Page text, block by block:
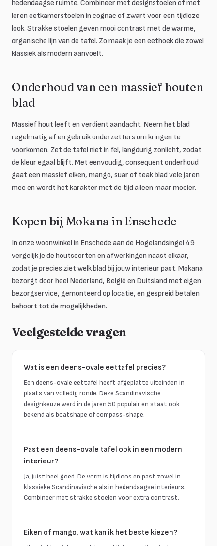
hedendaagse ruimte. Combineer met designstoelen of met
leren eetkamerstoelen in cognac of zwart voor een tijdloze
look. Strakke stoelen geven mooi contrast met de warme,
organische lijn van de tafel. Zo maak je een eethoek die zowel
klassiek als modern aanvoelt.
Onderhoud van een massief houten
blad
Massief hout leeft en verdient aandacht. Neem het blad
regelmatig af en gebruik onderzetters om kringen te
voorkomen. Zet de tafel niet in fel, langdurig zonlicht, zodat
de kleur egaal blijft. Met eenvoudig, consequent onderhoud
gaat een massief eiken, mango, suar of teak blad vele jaren
mee en wordt het karakter met de tijd alleen maar mooier.
Kopen bij Mokana in Enschede
In onze woonwinkel in Enschede aan de Hogelandsingel 49
vergelijk je de houtsoorten en afwerkingen naast elkaar,
zodat je precies ziet welk blad bij jouw interieur past. Mokana
bezorgt door heel Nederland, België en Duitsland met eigen
bezorgservice, gemonteerd op locatie, en gespreid betalen
behoort tot de mogelijkheden.
Veelgestelde vragen
Wat is een deens-ovale eettafel precies?
Een deens-ovale eettafel heeft afgeplatte uiteinden in
plaats van volledig ronde. Deze Scandinavische
designkeuze werd in de jaren 50 populair en staat ook
bekend als boatshape of compass-shape.
Past een deens-ovale tafel ook in een modern
interieur?
Ja, juist heel goed. De vorm is tijdloos en past zowel in
klassieke Scandinavische als in hedendaagse interieurs.
Combineer met strakke stoelen voor extra contrast.
Eiken of mango, wat kan ik het beste kiezen?